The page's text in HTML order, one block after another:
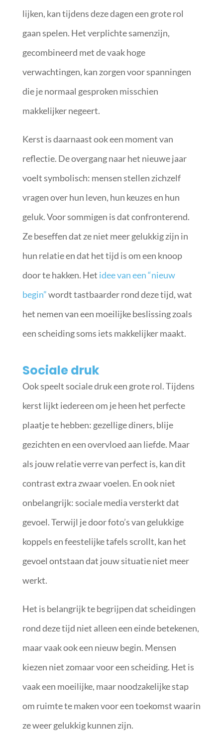
lijken, kan tijdens deze dagen een grote rol
gaan spelen. Het verplichte samenzijn,
gecombineerd met de vaak hoge
verwachtingen, kan zorgen voor spanningen
die je normaal gesproken misschien
makkelijker negeert.
Kerst is daarnaast ook een moment van
reflectie. De overgang naar het nieuwe jaar
voelt symbolisch: mensen stellen zichzelf
vragen over hun leven, hun keuzes en hun
geluk. Voor sommigen is dat confronterend.
Ze beseffen dat ze niet meer gelukkig zijn in
hun relatie en dat het tijd is om een knoop
door te hakken. Het idee van een “nieuw
begin”wordt tastbaarder rond deze tijd, wat
het nemen van een moeilijke beslissing zoals
een scheiding soms iets makkelijker maakt.
Sociale druk
Ook speelt sociale druk een grote rol. Tijdens
kerst lijkt iedereen om je heen het perfecte
plaatje te hebben: gezellige diners, blije
gezichten en een overvloed aan liefde. Maar
als jouw relatie verre van perfect is, kan dit
contrast extra zwaar voelen. En ook niet
onbelangrijk: sociale media versterkt dat
gevoel. Terwijl je door foto’s van gelukkige
koppels en feestelijke tafels scrollt, kan het
gevoel ontstaan dat jouw situatie niet meer
werkt.
Het is belangrijk te begrijpen dat scheidingen
rond deze tijd niet alleen een einde betekenen,
maar vaak ook een nieuw begin. Mensen
kiezen niet zomaar voor een scheiding. Het is
vaak een moeilijke, maar noodzakelijke stap
om ruimte te maken voor een toekomst waarin
ze weer gelukkig kunnen zijn.